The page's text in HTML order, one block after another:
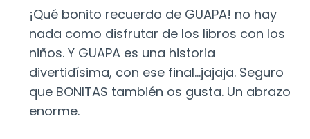
¡Qué bonito recuerdo de GUAPA! no hay
nada como disfrutar de los libros con los
niños. Y GUAPA es una historia
divertidísima, con ese final…jajaja. Seguro
que BONITAS también os gusta. Un abrazo
enorme.